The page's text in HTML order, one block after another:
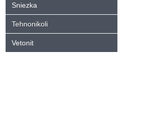
Sniezka
Tehnonikoli
Vetonit